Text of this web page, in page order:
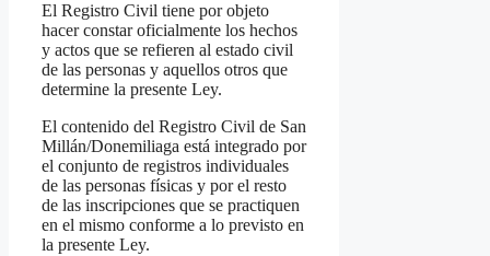
El Registro Civil tiene por objeto
hacer constar oficialmente los hechos
y actos que se refieren al estado civil
de las personas y aquellos otros que
determine la presente Ley.
El contenido del Registro Civil de San
Millán/Donemiliaga está integrado por
el conjunto de registros individuales
de las personas físicas y por el resto
de las inscripciones que se practiquen
en el mismo conforme a lo previsto en
la presente Ley.